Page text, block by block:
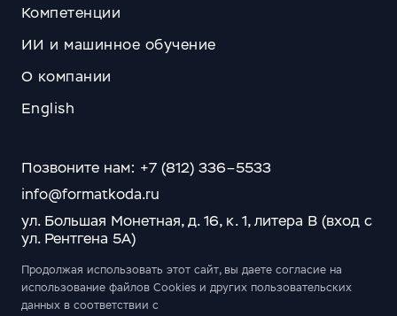
Компетенции
ИИ и машинное обучение
О компании
English
Позвоните нам: +7 (812) 336–5533
info@formatkoda.ru
ул. Большая Монетная, д. 16, к. 1, литера В (вход с
ул. Рентгена 5А)
Продолжая использовать этот сайт, вы даете согласие на
использование файлов Cookies и других пользовательских
данных в соответствии с